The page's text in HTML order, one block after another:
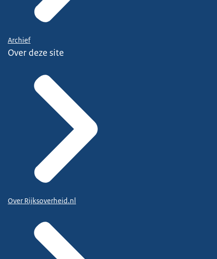
Archief
Over deze site
Over Rijksoverheid.nl